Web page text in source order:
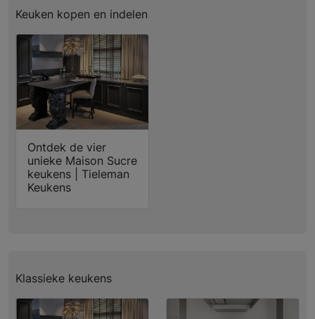
Keuken kopen en indelen
Ontdek de vier
unieke Maison Sucre
keukens | Tieleman
Keukens
Klassieke keukens